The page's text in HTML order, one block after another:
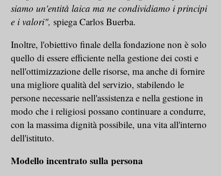
siamo un'entità laica ma ne condividiamo i principi
e i valori", spiega Carlos Buerba.
Inoltre, l'obiettivo finale della fondazione non è solo
quello di essere efficiente nella gestione dei costi e
nell'ottimizzazione delle risorse, ma anche di fornire
una migliore qualità del servizio, stabilendo le
persone necessarie nell'assistenza e nella gestione in
modo che i religiosi possano continuare a condurre,
con la massima dignità possibile, una vita all'interno
dell'istituto.
Modello incentrato sulla persona